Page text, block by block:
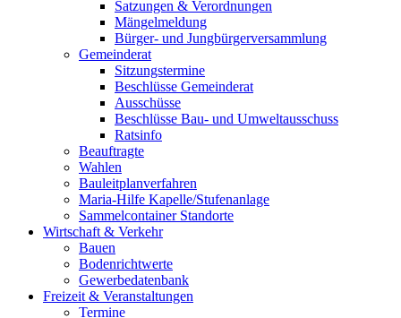
Satzungen & Verordnungen
Mängelmeldung
Bürger- und Jungbürgerversammlung
Gemeinderat
Sitzungstermine
Beschlüsse Gemeinderat
Ausschüsse
Beschlüsse Bau- und Umweltausschuss
Ratsinfo
Beauftragte
Wahlen
Bauleitplanverfahren
Maria-Hilfe Kapelle/Stufenanlage
Sammelcontainer Standorte
Wirtschaft & Verkehr
Bauen
Bodenrichtwerte
Gewerbedatenbank
Freizeit & Veranstaltungen
Termine